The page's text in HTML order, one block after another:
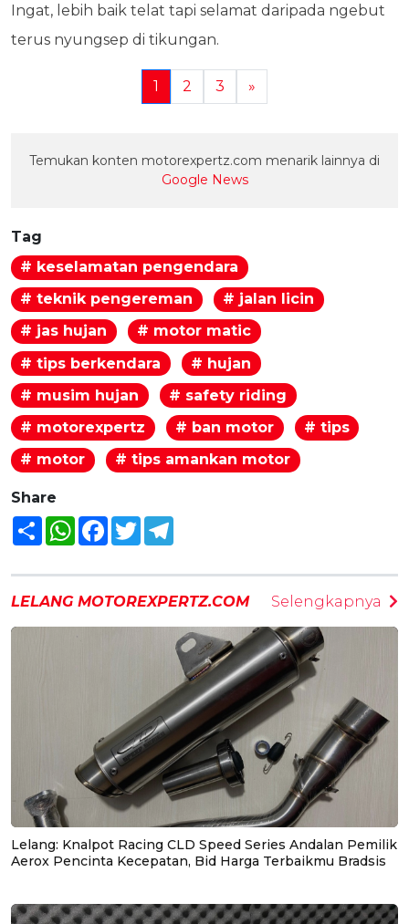
Ingat, lebih baik telat tapi selamat daripada ngebut
terus nyungsep di tikungan.
1 2 3 »
Temukan konten motorexpertz.com menarik lainnya di
Google News
Tag
# keselamatan pengendara
# teknik pengereman
# jalan licin
# jas hujan
# motor matic
# tips berkendara
# hujan
# musim hujan
# safety riding
# motorexpertz
# ban motor
# tips
# motor
# tips amankan motor
Share
Share WhatsAppFacebook
Twitter
LELANG MOTOREXPERTZ.COM Selengkapnya
Lelang: Knalpot Racing CLD Speed Series Andalan Pemilik
Aerox Pencinta Kecepatan, Bid Harga Terbaikmu Bradsis